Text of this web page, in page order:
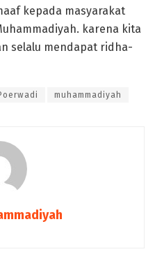
kepada masyarakat
karena kita
selalu mendapat ridha-
muhammadiyah